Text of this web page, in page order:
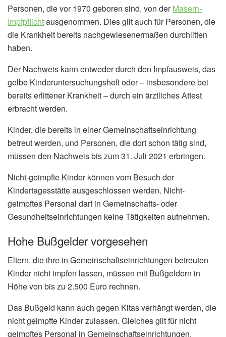
Personen, die vor 1970 geboren sind, von derMasern-
Impfpflichtausgenommen. Dies gilt auch für Personen, die
die Krankheit bereits nachgewiesenermaßen durchlitten
haben.
Der Nachweis kann entweder durch den Impfausweis, das
gelbe Kinderuntersuchungsheft oder – insbesondere bei
bereits erlittener Krankheit – durch ein ärztliches Attest
erbracht werden.
Kinder, die bereits in einer Gemeinschaftseinrichtung
betreut werden, und Personen, die dort schon tätig sind,
müssen den Nachweis bis zum 31. Juli 2021 erbringen.
Nicht-geimpfte Kinder können vom Besuch der
Kindertagesstätte ausgeschlossen werden. Nicht-
geimpftes Personal darf in Gemeinschafts- oder
Gesundheitseinrichtungen keine Tätigkeiten aufnehmen.
Hohe Bußgelder vorgesehen
Eltern, die ihre in Gemeinschaftseinrichtungen betreuten
Kinder nicht impfen lassen, müssen mit Bußgeldern in
Höhe von bis zu 2.500 Euro rechnen.
Das Bußgeld kann auch gegen Kitas verhängt werden, die
nicht geimpfte Kinder zulassen. Gleiches gilt für nicht
geimpftes Personal in Gemeinschaftseinrichtungen,